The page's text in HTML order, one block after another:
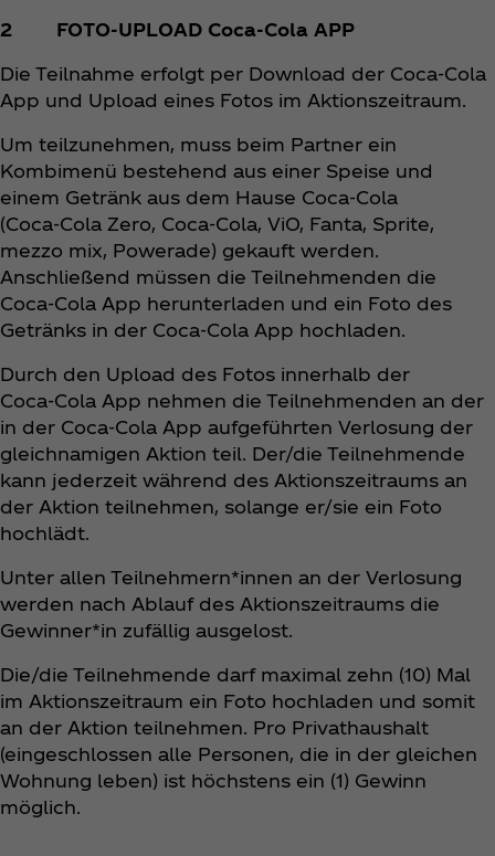
2 FOTO-UPLOAD Coca‑Cola APP
Die Teilnahme erfolgt per Download der Coca‑Cola
App und Upload eines Fotos im Aktionszeitraum.
Um teilzunehmen, muss beim Partner ein
Kombimenü bestehend aus einer Speise und
einem Getränk aus dem Hause Coca‑Cola
(Coca‑Cola Zero, Coca‑Cola, ViO, Fanta, Sprite,
mezzo mix, Powerade) gekauft werden.
Anschließend müssen die Teilnehmenden die
Coca‑Cola App herunterladen und ein Foto des
Getränks in der Coca‑Cola App hochladen.
Durch den Upload des Fotos innerhalb der
Coca‑Cola App nehmen die Teilnehmenden an der
in der Coca‑Cola App aufgeführten Verlosung der
gleichnamigen Aktion teil. Der/die Teilnehmende
kann jederzeit während des Aktionszeitraums an
der Aktion teilnehmen, solange er/sie ein Foto
hochlädt.
Unter allen Teilnehmern*innen an der Verlosung
werden nach Ablauf des Aktionszeitraums die
Gewinner*in zufällig ausgelost.
Die/die Teilnehmende darf maximal zehn (10) Mal
im Aktionszeitraum ein Foto hochladen und somit
an der Aktion teilnehmen. Pro Privathaushalt
(eingeschlossen alle Personen, die in der gleichen
Wohnung leben) ist höchstens ein (1) Gewinn
möglich.